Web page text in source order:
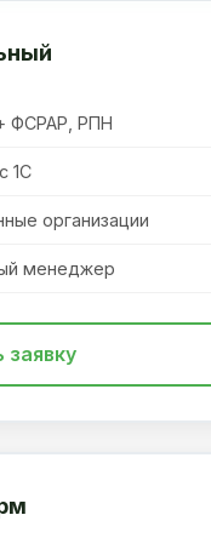
ФСРАР, РПН
1С
организации
менеджер
заявку